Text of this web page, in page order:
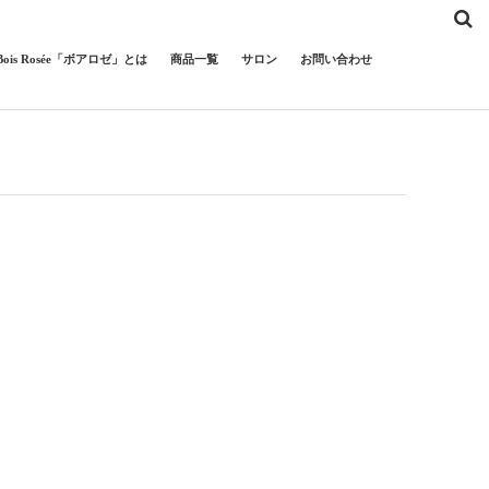
Rosée「ボアロゼ」とは 商品一覧 サロン お問い合わせ